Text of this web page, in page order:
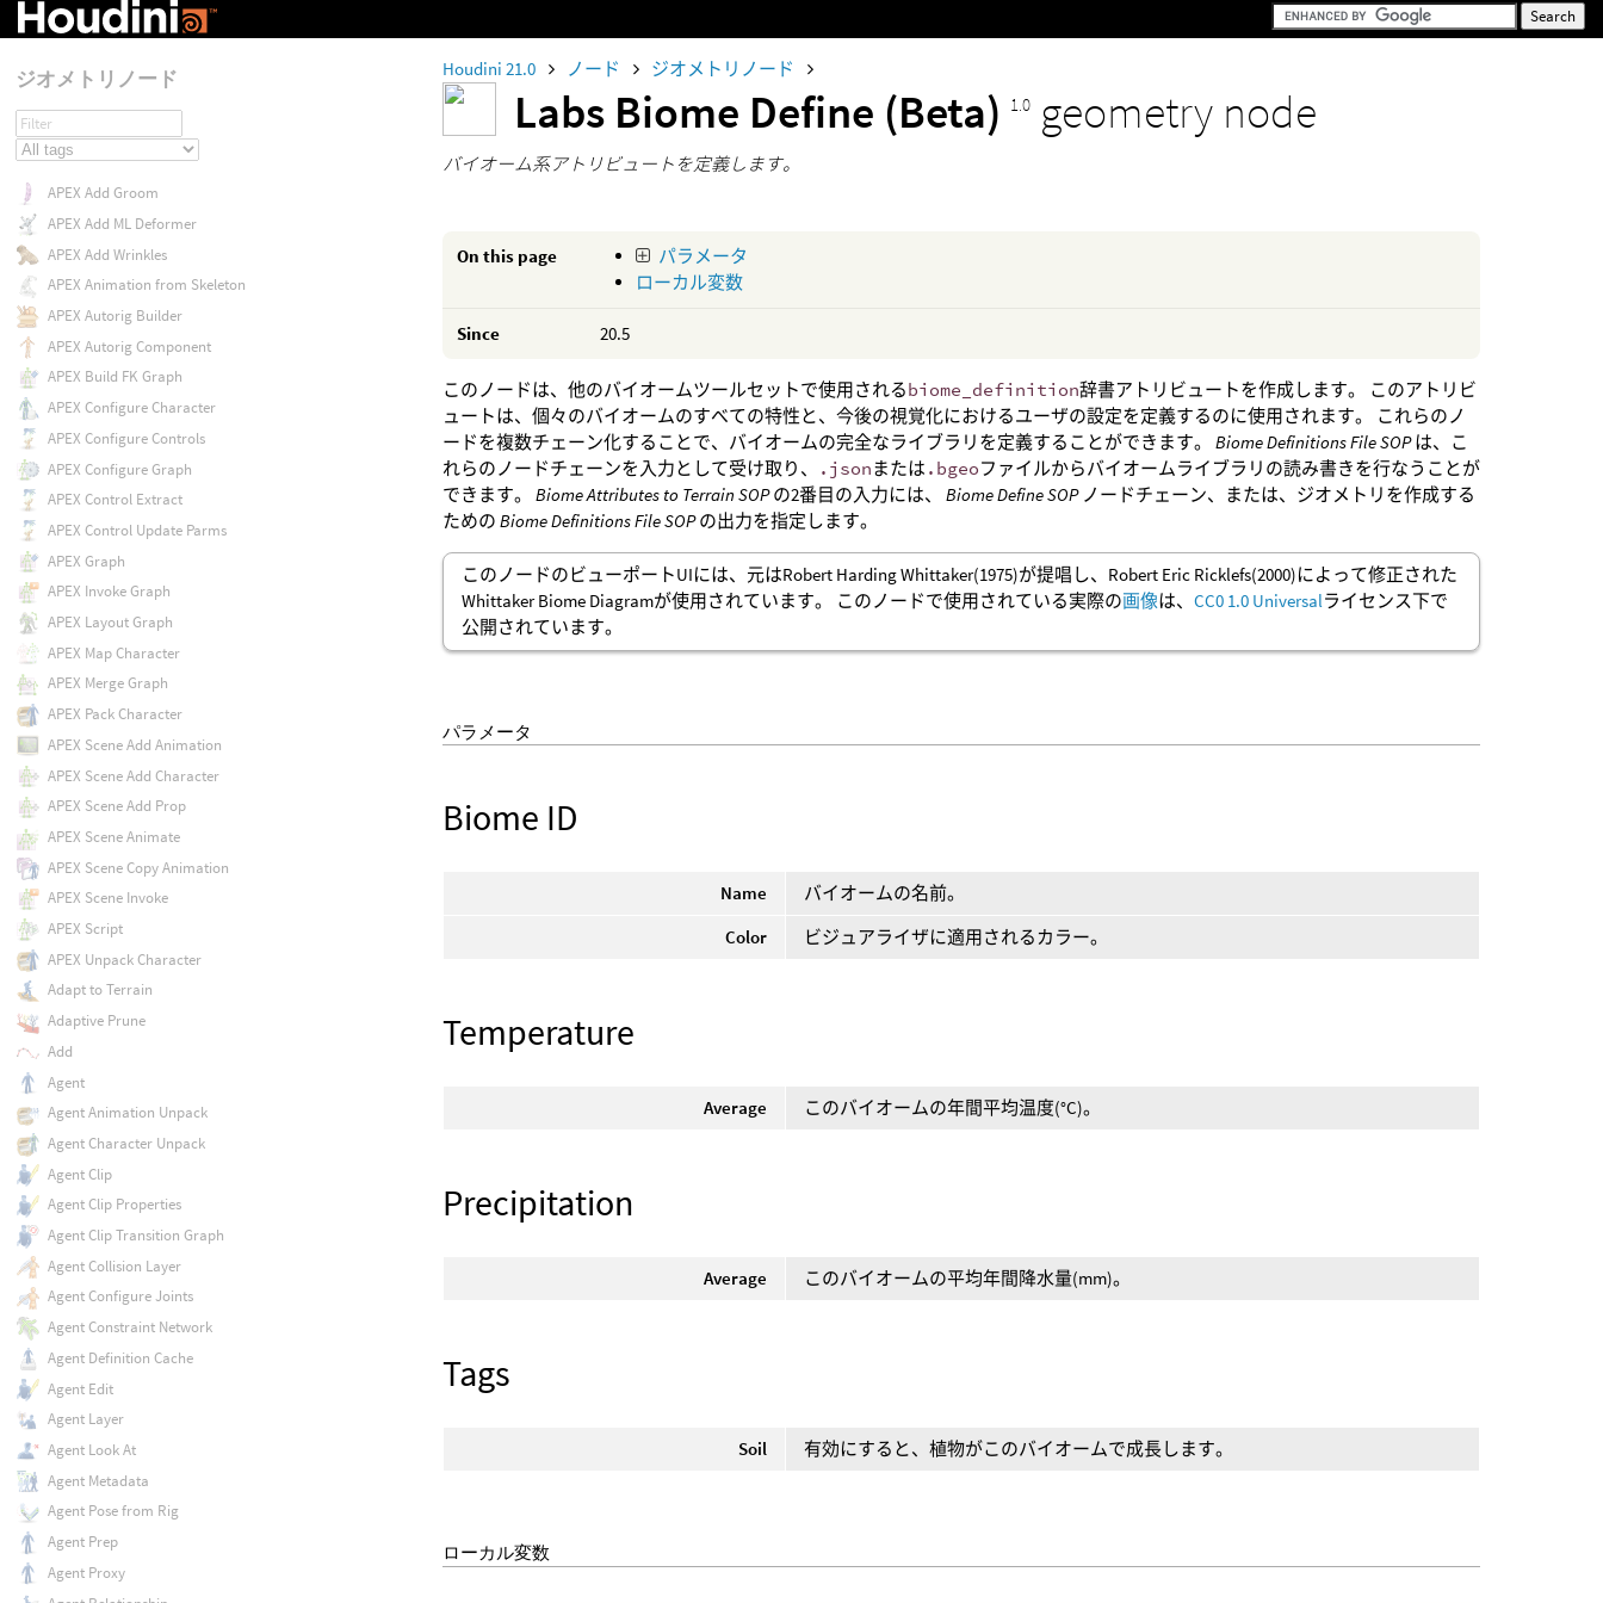
Houdini 21.0 ノード ジオメトリノード
Labs Biome Define (Beta) 1.0 geometry node
バイオーム系アトリビュートを定義します。
On this page
パラメータ
ローカル変数
Since 20.5
このノードは、他のバイオームツールセットで使用されるbiome_definition辞書アトリビュートを作成します。 このアトリビ
ュートは、個々のバイオームのすべての特性と、今後の視覚化におけるユーザの設定を定義するのに使用されます。 これらのノ
ードを複数チェーン化することで、バイオームの完全なライブラリを定義することができます。Biome Definitions File SOPは、こ
れらのノードチェーンを入力として受け取り、
.jsonまたは .bgeoファイルからバイオームライブラリの読み書きを行なうことが
できます。Biome Attributes to Terrain SOPの2番目の入力には、Biome Define SOPノードチェーン、または、ジオメトリを作成する
ためのBiome Definitions File SOPの出力を指定します。
このノードのビューポートUIには、元はRobert Harding Whittaker(1975)が提唱し、Robert Eric Ricklefs(2000)によって修正された
Whittaker Biome Diagramが使用されています。 このノードで使用されている実際の画像は、CC0 1.0 Universalライセンス下で
公開されています。
パラメータ
Biome ID
Name
バイオームの名前。
Color
ビジュアライザに適用されるカラー。
Temperature
Average このバイオームの年間平均温度(°C)。
Precipitation
Average このバイオームの平均年間降水量(mm)。
Tags
Soil 有効にすると、植物がこのバイオームで成長します。
ローカル変数
ジオメトリノード
APEX Add Groom
APEX Add ML Deformer
APEX Add Wrinkles
APEX Animation from Skeleton
APEX Autorig Builder
APEX Autorig Component
APEX Build FK Graph
APEX Configure Character
APEX Configure Controls
APEX Configure Graph
APEX Control Extract
APEX Control Update Parms
APEX Graph
APEX Invoke Graph
APEX Layout Graph
APEX Map Character
APEX Merge Graph
APEX Pack Character
APEX Scene Add Animation
APEX Scene Add Character
APEX Scene Add Prop
APEX Scene Animate
APEX Scene Copy Animation
APEX Scene Invoke
APEX Script
APEX Unpack Character
Adapt to Terrain
Adaptive Prune
Add
Agent
Agent Animation Unpack
Agent Character Unpack
Agent Clip
Agent Clip Properties
Agent Clip Transition Graph
Agent Collision Layer
Agent Configure Joints
Agent Constraint Network
Agent Definition Cache
Agent Edit
Agent Layer
Agent Look At
Agent Metadata
Agent Pose from Rig
Agent Prep
Agent Proxy